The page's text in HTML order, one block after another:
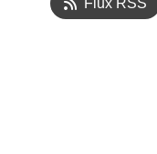
Flux RSS